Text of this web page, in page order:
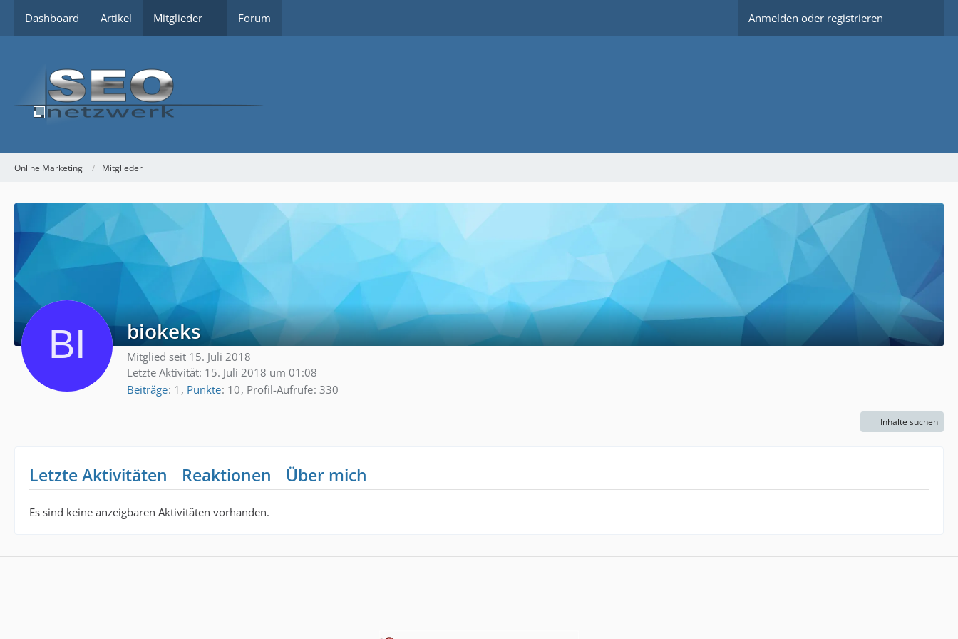
Dashboard Artikel Mitglieder Forum Anmelden oder registrieren
Online Marketing Mitglieder
biokeks
Mitglied seit 15. Juli 2018
Letzte Aktivität: 15. Juli 2018 um 01:08
Beiträge 1 Punkte 10 Profil-Aufrufe 330
Inhalte suchen
Letzte Aktivitäten Reaktionen Über mich
Es sind keine anzeigbaren Aktivitäten vorhanden.